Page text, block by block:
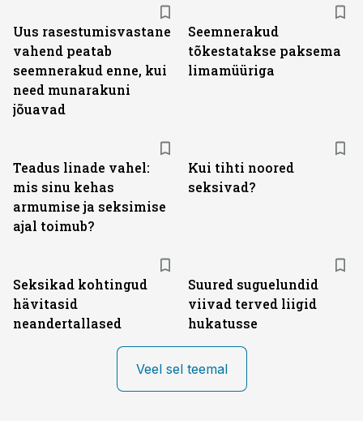
Uus rasestumisvastane
vahend peatab
seemnerakud enne, kui
need munarakuni
jõuavad
Seemnerakud
tõkestatakse paksema
limamüüriga
Teadus linade vahel:
mis sinu kehas
armumise ja seksimise
ajal toimub?
Kui tihti noored
seksivad?
Seksikad kohtingud
hävitasid
neandertallased
Suured suguelundid
viivad terved liigid
hukatusse
Veel sel teemal